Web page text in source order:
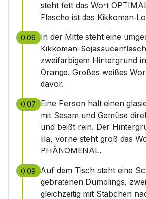
steht fett das Wort
Flasche ist das
0:06
In der Mitte steht eine
Kikkoman-
zweifarbigem Hintergrund
Orange. Großes weißes
davor.
0:07
Eine Person hält einen
mit Sesam und Gemüse
und beißt rein. Der
lila, vorne steht groß das
PHÄNOMENAL.
0:09
Auf dem Tisch steht eine
gebratenen Dumplings,
gleichzeitig mit Stäbchen